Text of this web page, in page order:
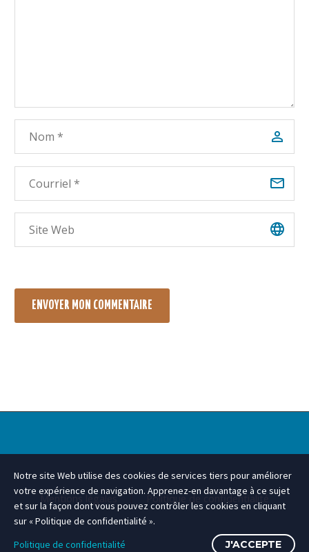
ENVOYER MON COMMENTAIRE
Mentions légales Politique de confidentialité
Notre site Web utilise des cookies de services tiers pour améliorer
votre expérience de navigation. Apprenez-en davantage à ce sujet
et sur la façon dont vous pouvez contrôler les cookies en cliquant
sur « Politique de confidentialité ».
Politique de confidentialité
J'ACCEPTE